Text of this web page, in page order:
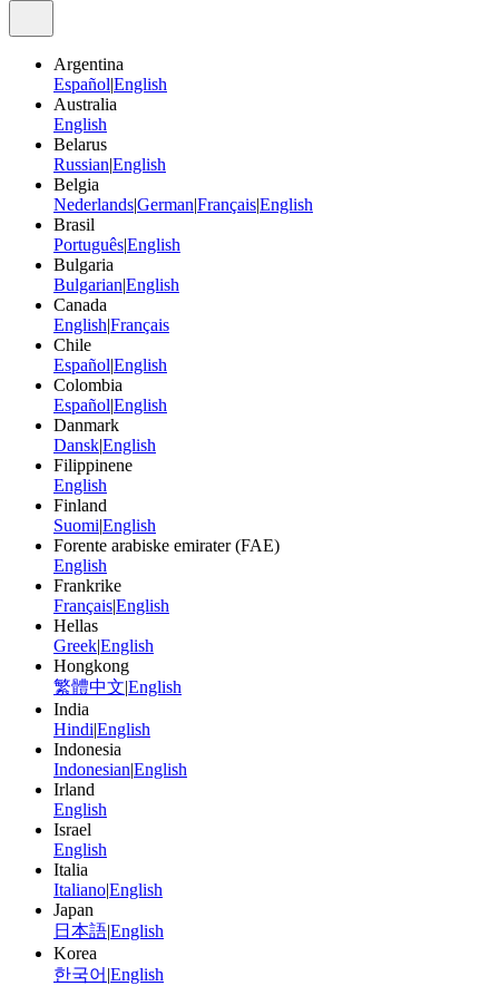
Argentina
Español|English
Australia
English
Belarus
Russian|English
Belgia
Nederlands|German|Français|English
Brasil
Português|English
Bulgaria
Bulgarian|English
Canada
English|Français
Chile
Español|English
Colombia
Español|English
Danmark
Dansk|English
Filippinene
English
Finland
Suomi|English
Forente arabiske emirater (FAE)
English
Frankrike
Français|English
Hellas
Greek|English
Hongkong
繁體中文|English
India
Hindi|English
Indonesia
Indonesian|English
Irland
English
Israel
English
Italia
Italiano|English
Japan
日本語|English
Korea
한국어 |English